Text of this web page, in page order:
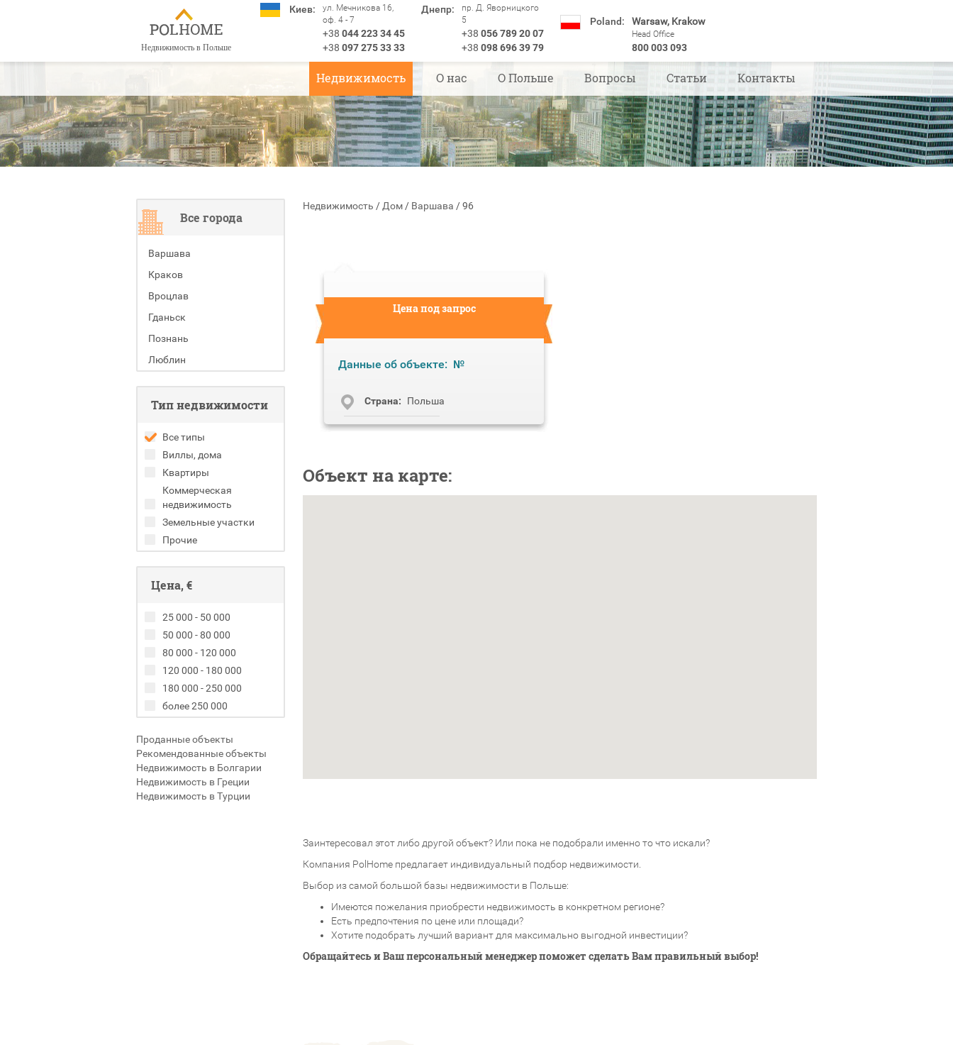
Недвижимость в Польше
Киев:
ул. Мечникова 16,
оф. 4 - 7
+38 044 223 34 45
+38 097 275 33 33
Днепр:
пр. Д. Яворницкого
5
+38 056 789 20 07
+38 098 696 39 79
Poland: Warsaw, Krakow
Head Office
800 003 093
Недвижимость О нас О Польше Вопросы Статьи Контакты
Все города
Варшава
Краков
Вроцлав
Гданьск
Познань
Люблин
Тип недвижимости
Все типы
Виллы, дома
Квартиры
Коммерческая
недвижимость
Земельные участки
Прочие
Цена, €
25 000 - 50 000
50 000 - 80 000
80 000 - 120 000
120 000 - 180 000
180 000 - 250 000
более 250 000
Проданные объекты
Рекомендованные объекты
Недвижимость в Болгарии
Недвижимость в Греции
Недвижимость в Турции
Недвижимость / Дом / Варшава /96
Цена под запрос
Данные об объекте: №
Cтрана: Польша
Объект на карте:
Заинтересовал этот либо другой объект? Или пока не подобрали именно то что искали?
Компания PolHome предлагает индивидуальный подбор недвижимости.
Выбор из самой большой базы недвижимости в Польше:
Имеются пожелания приобрести недвижимость в конкретном регионе?
Есть предпочтения по цене или площади?
Хотите подобрать лучший вариант для максимально выгодной инвестиции?
Обращайтесь и Ваш персональный менеджер поможет сделать Вам правильный выбор!